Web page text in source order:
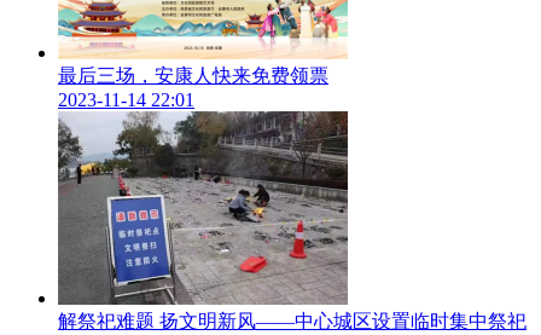
5、鼓楼街26号面馆
店内商品摆放凌乱，操作间环境卫生差。
6、枣园路汉滨区贺昌敏小吃店
后厨环境脏乱、未设置防蝇帘、灭蝇灯等设施，2名从业人员
健康证过期。
7、中渡路艾伦与茶
食品原料（水果）存贮不符合要求，部分水果发霉变质。
8、静宁路浓汁黄焖鸡米饭
最后三场，安康人快来免费领票
2023-11-14 22:01
解祭祀难题 扬文明新风——中心城区设置临时集中祭祀